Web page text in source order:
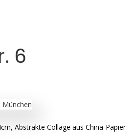
6
Abstrakte Collage aus China-Papier